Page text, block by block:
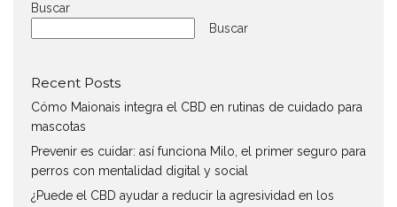
Buscar
Buscar
Recent Posts
Cómo Maionais integra el CBD en rutinas de cuidado para
mascotas
Prevenir es cuidar: así funciona Milo, el primer seguro para
perros con mentalidad digital y social
¿Puede el CBD ayudar a reducir la agresividad en los